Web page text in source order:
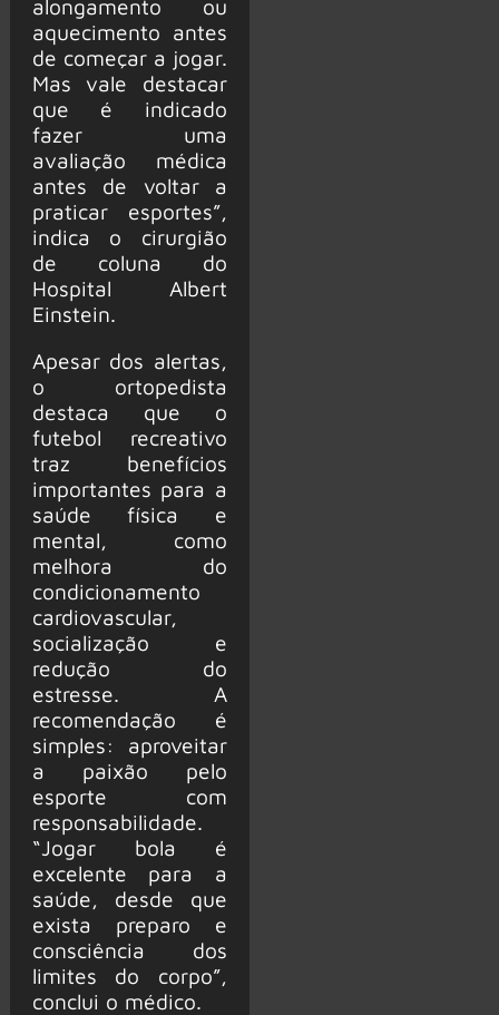
alongamento ou
aquecimento antes
de começar a jogar.
Mas vale destacar
que é indicado
fazer uma
avaliação médica
antes de voltar a
praticar esportes”,
indica o cirurgião
de coluna do
Hospital Albert
Einstein.
Apesar dos alertas,
o ortopedista
destaca que o
futebol recreativo
traz benefícios
importantes para a
saúde física e
mental, como
melhora do
condicionamento
cardiovascular,
socialização e
redução do
estresse. A
recomendação é
simples: aproveitar
a paixão pelo
esporte com
responsabilidade.
“Jogar bola é
excelente para a
saúde, desde que
exista preparo e
consciência dos
limites do corpo”,
conclui o médico.